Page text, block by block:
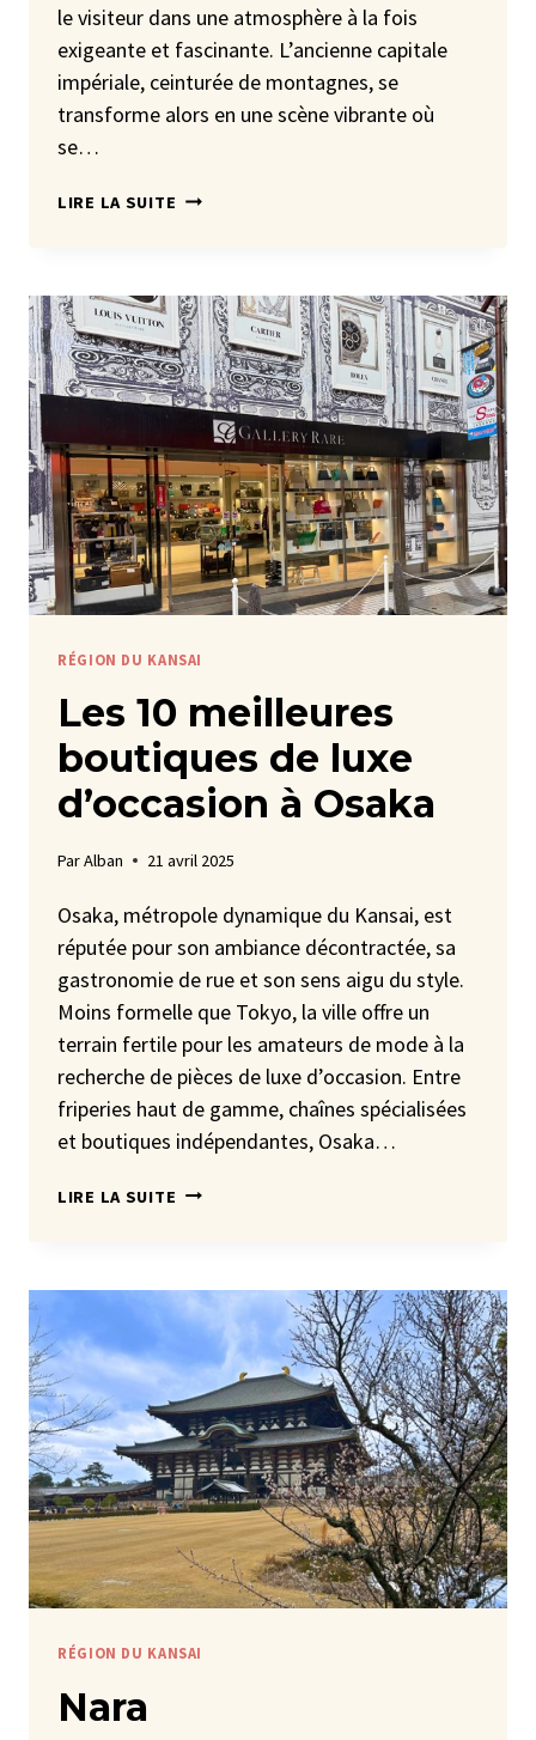
le visiteur dans une atmosphère à la fois
exigeante et fascinante. L’ancienne capitale
impériale, ceinturée de montagnes, se
transforme alors en une scène vibrante où
se…
LIRE LA SUITE LES
DE
L’ÉTÉ
À
KYOTO
EXPÉRIENCES
AUTHENTIQUES
RÉGION DU KANSAI
Les 10 meilleures
boutiques de luxe
d’occasion à Osaka
ParAlban 21 avril 2025
Osaka, métropole dynamique du Kansai, est
réputée pour son ambiance décontractée, sa
gastronomie de rue et son sens aigu du style.
Moins formelle que Tokyo, la ville offre un
terrain fertile pour les amateurs de mode à la
recherche de pièces de luxe d’occasion. Entre
friperies haut de gamme, chaînes spécialisées
et boutiques indépendantes, Osaka…
LIRE LA SUITE LES
BOUTIQUES
DE
D’OCCASION
À
OSAKA
RÉGION DU KANSAI
Nara